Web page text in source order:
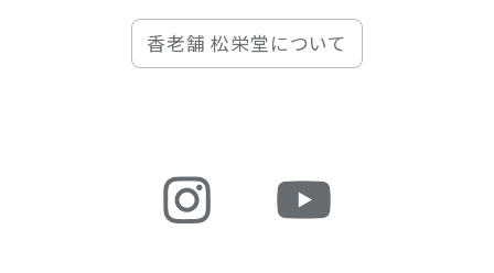
香老舗 松栄堂について